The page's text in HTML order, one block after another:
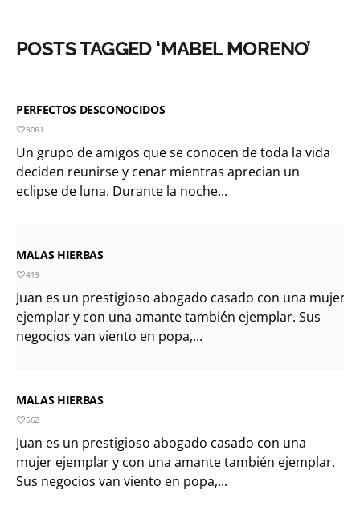
POSTS TAGGED ‘MABEL MORENO’
PERFECTOS DESCONOCIDOS
3061
Un grupo de amigos que se conocen de toda la vida
deciden reunirse y cenar mientras aprecian un
eclipse de luna. Durante la noche...
MALAS HIERBAS
419
Juan es un prestigioso abogado casado con una mujer
ejemplar y con una amante también ejemplar. Sus
negocios van viento en popa,...
MALAS HIERBAS
562
Juan es un prestigioso abogado casado con una
mujer ejemplar y con una amante también ejemplar.
Sus negocios van viento en popa,...